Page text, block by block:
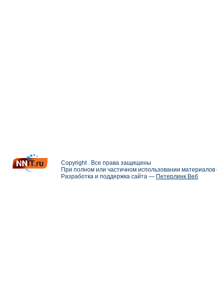
Copyright . Все права защищены
При полном или частичном использовании
Разработка и поддержка сайта — Петерлинк Веб